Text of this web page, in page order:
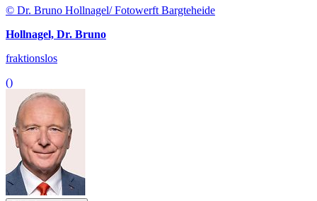
© Dr. Bruno Hollnagel/ Fotowerft Bargteheide
Hollnagel, Dr. Bruno
fraktionslos
()